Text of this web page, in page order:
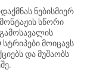
ნებისმიერ
სწორი
სტრიპები მოიცავს
და მუშაობს